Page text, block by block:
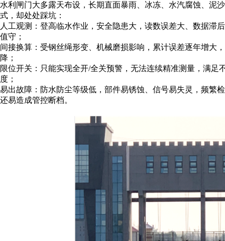
水利闸门大多露天布设，长期直面暴雨、冰冻、水汽腐蚀、泥
式，却处处踩坑：
人工观测：登高临水作业，安全隐患大，读数误差大、数据滞
值守；
间接换算：受钢丝绳形变、机械磨损影响，累计误差逐年增大
降；
限位开关：只能实现全开/全关预警，无法连续精准测量，满足
度；
易出故障：防水防尘等级低，部件易锈蚀、信号易失灵，频繁
还易造成管控断档。